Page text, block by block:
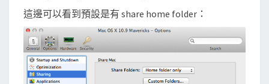
這邊可以看到預設是有 share home folder：